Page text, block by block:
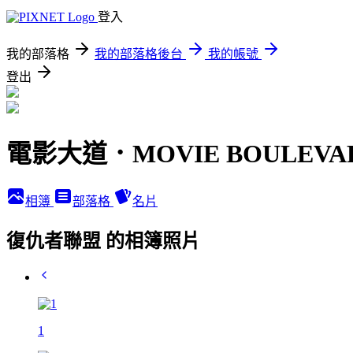
登入
我的部落格 我的部落格後台
我的帳號
登出
電影大道．MOVIE
相簿 部落格 名片
復仇者聯盟 的相簿照片
1